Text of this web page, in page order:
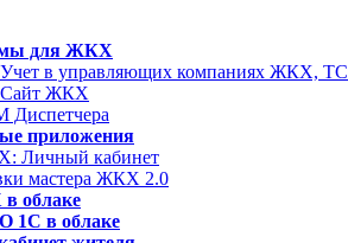
для ЖКХ
в управляющих компаниях ЖКХ,
ЖКХ
Диспетчера
приложения
Личный кабинет
мастера ЖКХ 2.0
облаке
1С в облаке